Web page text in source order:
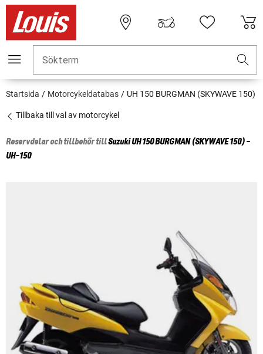
Sökterm
Startsida Motorcykeldatabas UH 150 BURGMAN (SKYWAVE 150)
Tillbaka till val av motorcykel
Reservdelar och tillbehör tillSuzukiUH 150 BURGMAN (SKYWAVE 150) -
UH-150